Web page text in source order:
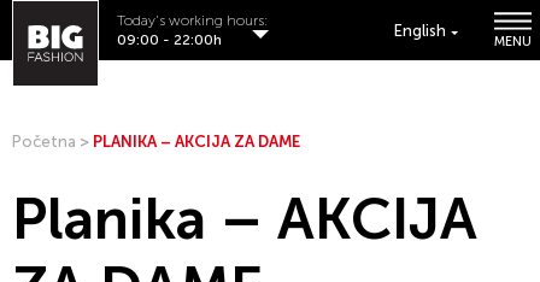
English
MENU
Today's working hours:
09:00 - 22:00h
Početna > PLANIKA – AKCIJA ZA DAME
Planika – AKCIJA